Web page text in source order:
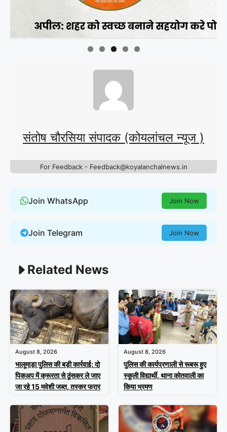
संतोष चौरसिया संपादक (कोयलांचल न्यूज )
For Feedback - Feedback@koyalanchalnews.in
Join WhatsApp Join Now
Join Telegram Join Now
Related News
August 8, 2026
भालूमाड़ा पुलिस की बड़ी कार्रवाई: दो
पिकअप में क्रूरता से ठूंसकर ले जाए
जा रहे 15 मवेशी जब्त, तस्कर फरार
August 8, 2026
पुलिस की कार्यप्रणाली से रूबरू हुए
स्कूली विद्यार्थी, थाना कोतवाली का
किया भ्रमण